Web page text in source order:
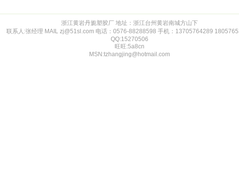
浙江黄岩丹旎塑胶厂 地址：浙江台州黄岩南城方山下
联系人:张经理 MAIL zj@51sl.com 电话：0576-88288598 手机：13705764289
QQ:15270506
旺旺:5a8cn
MSN:tzhangjing@hotmail.com